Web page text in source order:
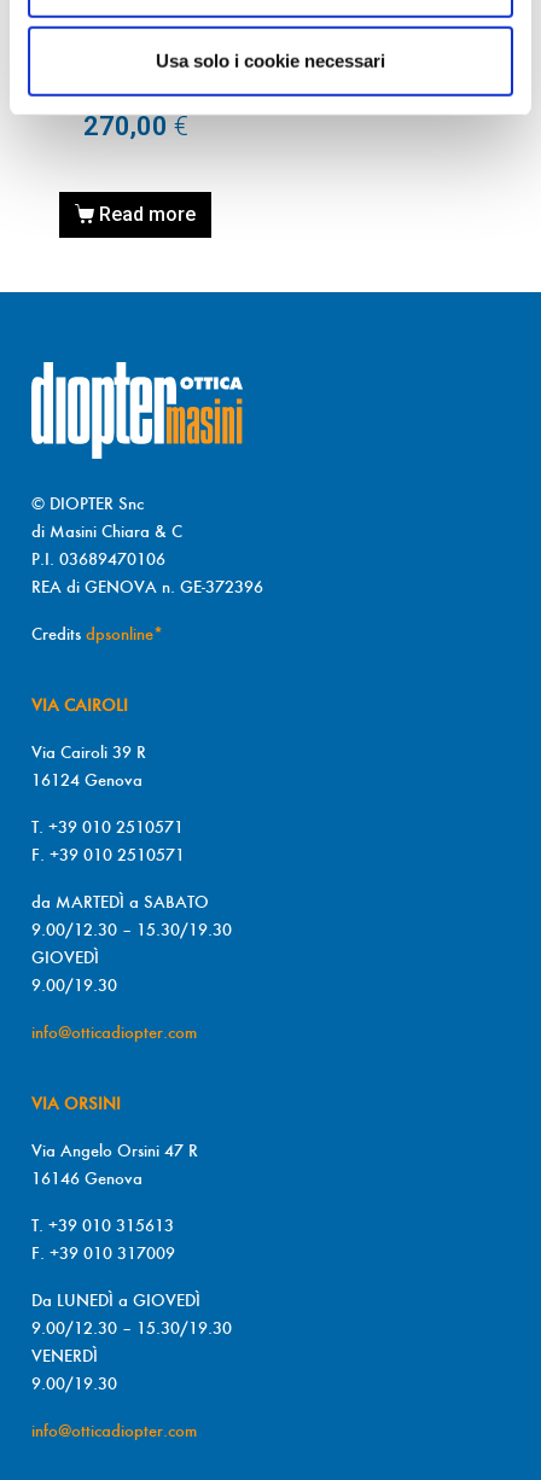
Usa solo i cookie necessari
OCCHIALE DA SOLE GUCCI
NERO – LENTI GREEN /
270,00 €
Read more
© DIOPTER Snc
di Masini Chiara & C
P.I. 03689470106
REA di GENOVA n. GE-372396
Credits dpsonline*
VIA CAIROLI
Via Cairoli 39 R
16124 Genova
T. +39 010 2510571
F. +39 010 2510571
da MARTEDÌ a SABATO
9.00/12.30 – 15.30/19.30
GIOVEDÌ
9.00/19.30
info@otticadiopter.com
VIA ORSINI
Via Angelo Orsini 47 R
16146 Genova
T. +39 010 315613
F. +39 010 317009
Da LUNEDÌ a GIOVEDÌ
9.00/12.30 – 15.30/19.30
VENERDÌ
9.00/19.30
info@otticadiopter.com